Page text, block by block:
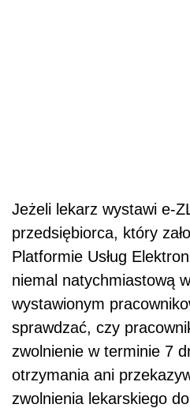
Jeżeli lekarz wystawi e-
przedsiębiorca, który
Platformie Usług
niemal natychmiastową
wystawionym
sprawdzać, czy
zwolnienie w terminie 7
otrzymania ani
zwolnienia lekarskiego